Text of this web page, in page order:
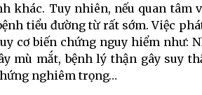
khác. Tuy nhiên, nếu quan tâm
tiểu đường từ rất sớm. Việc
cơ biến chứng nguy hiểm như:
mù mắt, bệnh lý thận gây suy
nghiêm trọng…